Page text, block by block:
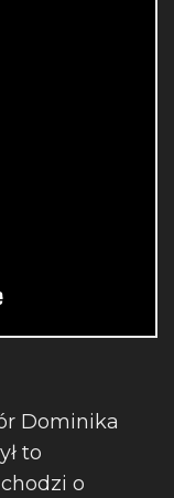
Dominika
to
o